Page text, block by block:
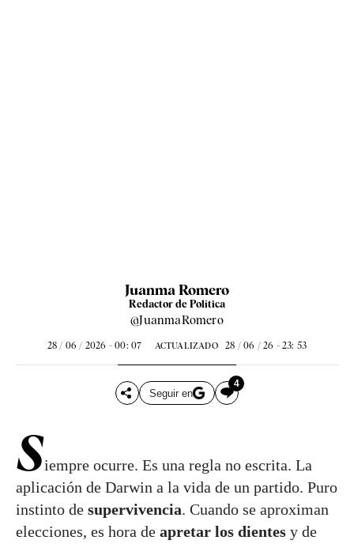
Juanma Romero
Redactor de Política
@JuanmaRomero
28 / 06 / 2026 - 00: 07 ACTUALIZADO 28 / 06 / 26 - 23: 53
Seguir en
4
Siempre ocurre. Es una regla no escrita. La
aplicación de Darwin a la vida de un partido. Puro
instinto de supervivencia. Cuando se aproximan
elecciones, es hora de apretar los dientes y de